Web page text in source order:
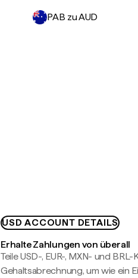
PAB zu AUD
USD ACCOUNT DETAILS
Erhalte Zahlungen von überall
Teile USD-, EUR-, MXN- und
Gehaltsabrechnung, um wie ein